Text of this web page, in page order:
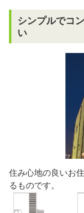
シンプルでコ
い
住み心地の良いお
るものです。